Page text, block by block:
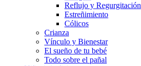
Reflujo y Regurgitación
Estreñimiento
Cólicos
Crianza
Vínculo y Bienestar
El sueño de tu bebé
Todo sobre el pañal